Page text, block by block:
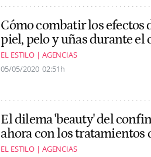
Cómo combatir los efectos
piel, pelo y uñas durante
EL ESTILO | AGENCIAS
05/05/2020 02:51h
El dilema 'beauty' del
ahora con los tratamientos
EL ESTILO | AGENCIAS